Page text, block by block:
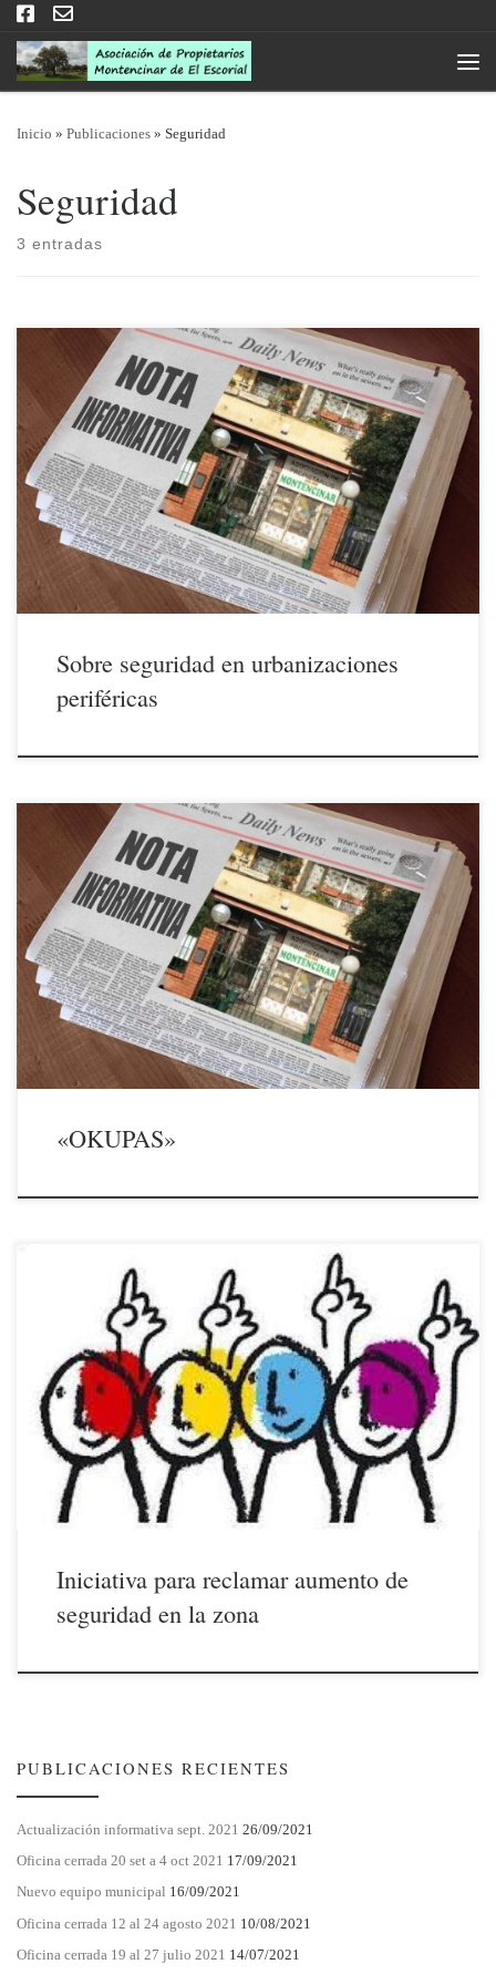
Inicio » Publicaciones » Seguridad
Seguridad
3 entradas
24/06/2019 El pasado sábado dia 22/06/2019 miembros de la Junta
Directiva tuvimos ocasión de asistir a una reunión convocada, a
nuestro juicio de una forma un tanto irregular, por la Asociación
ALANA (Los Arroyos) con la participación de representantes del PSOE
El Escorial. Aunque los temas comunes, que nos afectan […]
Sobre seguridad en urbanizaciones
periféricas
03/05/2018 En los últimos tiempos hemos podido observar un
inquietante aumento de casas «okupadas» en nuestra zona que está
causando un creciente desasosiego entre quienes aquí tenemos nuestra
primera o segunda residencia. Desde nuestra Asociación se ha dado
parte a la policía local de El Escorial en cuanto hemos tenido […]
«OKUPAS»
29/11/2017 Desde la Asociación ALANA nos pasan una iniciativa que
creemos interesante para toda la zona de urbanizaciones periféricas al
sureste del casco urbano (Los Arroyos, Las Suertes, San Ignacio,
Montencinar). Se trata de reclamar al Ayuntamiento la dotación de un
puesto fijo de la Policía Local con las unidades móviles […]
Iniciativa para reclamar aumento de
seguridad en la zona
PUBLICACIONES RECIENTES
Actualización informativa sept. 2021 26/09/2021
Oficina cerrada 20 set a 4 oct 2021 17/09/2021
Nuevo equipo municipal 16/09/2021
Oficina cerrada 12 al 24 agosto 2021 10/08/2021
Oficina cerrada 19 al 27 julio 2021 14/07/2021